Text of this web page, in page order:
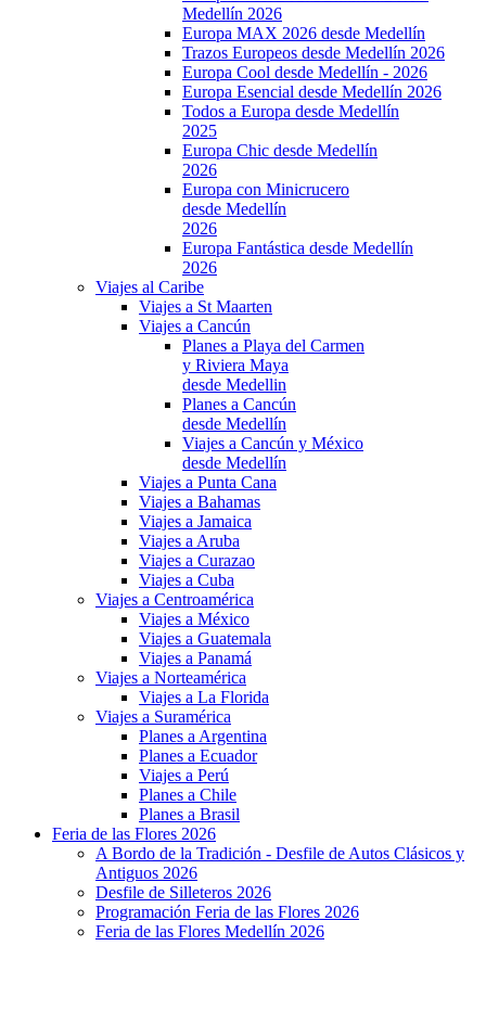
Medellín 2026
Europa MAX 2026 desde Medellín
Trazos Europeos desde Medellín 2026
Europa Cool desde Medellín - 2026
Europa Esencial desde Medellín 2026
Todos a Europa desde Medellín
2025
Europa Chic desde Medellín
2026
Europa con Minicrucero
desde Medellín
2026
Europa Fantástica desde Medellín
2026
Viajes al Caribe
Viajes a St Maarten
Viajes a Cancún
Planes a Playa del Carmen
y Riviera Maya
desde Medellin
Planes a Cancún
desde Medellín
Viajes a Cancún y México
desde Medellín
Viajes a Punta Cana
Viajes a Bahamas
Viajes a Jamaica
Viajes a Aruba
Viajes a Curazao
Viajes a Cuba
Viajes a Centroamérica
Viajes a México
Viajes a Guatemala
Viajes a Panamá
Viajes a Norteamérica
Viajes a La Florida
Viajes a Suramérica
Planes a Argentina
Planes a Ecuador
Viajes a Perú
Planes a Chile
Planes a Brasil
Feria de las Flores 2026
A Bordo de la Tradición - Desfile de Autos Clásicos y
Antiguos 2026
Desfile de Silleteros 2026
Programación Feria de las Flores 2026
Feria de las Flores Medellín 2026